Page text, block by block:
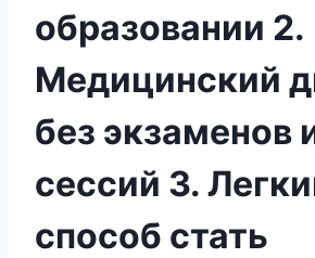
образовании 2.
Медицинский
без экзаменов
сессий 3.
способ стать